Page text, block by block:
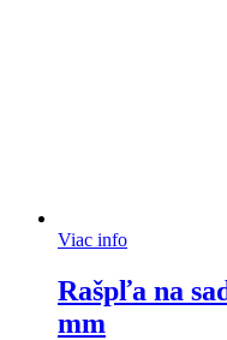
Viac info
Rašpľa na
mm